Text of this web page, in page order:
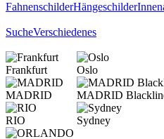
FahnenschilderHängeschilder
SucheVerschiedenes
Frankfurt Oslo
MADRID MADRID
RIO Sydney